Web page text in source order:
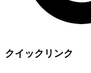
クイックリンク